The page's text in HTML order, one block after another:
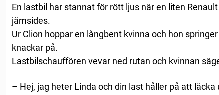
En lastbil har stannat för rött ljus när en liten
jämsides.
Ur Clion hoppar en långbent kvinna och hon
knackar på.
Lastbilschauffören vevar ned rutan och kvinnan
– Hej, jag heter Linda och din last håller på att läcka